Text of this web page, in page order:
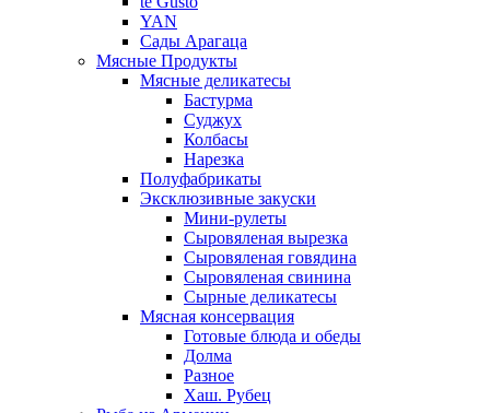
YAN
Сады Арагаца
Мясные Продукты
Мясные деликатесы
Бастурма
Суджух
Колбасы
Нарезка
Полуфабрикаты
Эксклюзивные закуски
Мини-рулеты
Сыровяленая вырезка
Сыровяленая говядина
Сыровяленая свинина
Сырные деликатесы
Мясная консервация
Готовые блюда и обеды
Долма
Разное
Хаш. Рубец